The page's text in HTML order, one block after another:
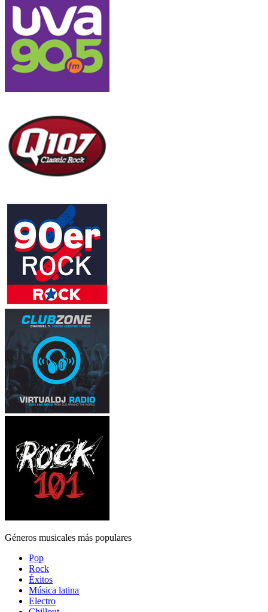
Géneros musicales más populares
Pop
Rock
Éxitos
Música latina
Electro